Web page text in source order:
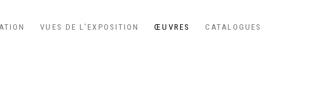
VUES DE L'EXPOSITION ŒUVRES CATALOGUES